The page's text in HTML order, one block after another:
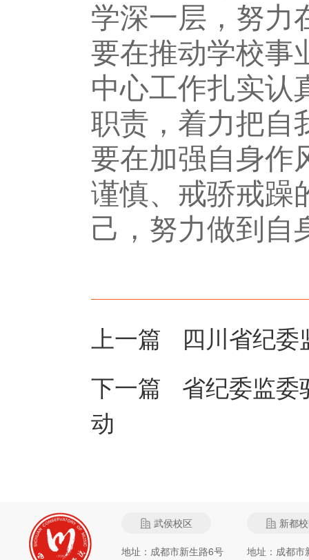
学深一层，努力
要在推动学校事
中心工作扎实认
职责，着力把自
要在加强自身作
谨慎、戒骄戒躁
己，努力做到自
上一篇 四川省纪
下一篇 省纪委监委
动
武侯校区
地址：成都市新生路6号
新都
地址：成都市